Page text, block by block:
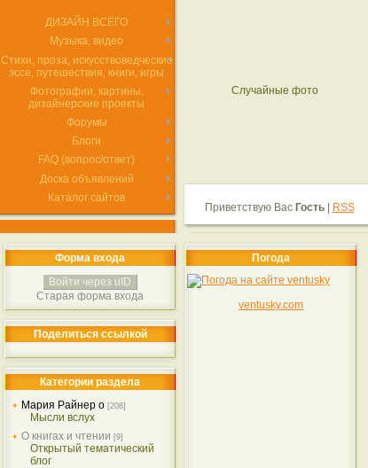
ДИЗАЙН ВСЕГО
Музыка, видео
Стихи, проза, искусствоведческие
эссе, путешествия, книги, игры
Фотографии, картины,
дизайнерские проекты
Форумы
Блоги
FAQ (вопрос/ответ)
Доска объявлений
Каталог сайтов
Случайные фото
Приветствую Вас Гость| RSS
Форма входа
Войти через uID
Старая форма входа
Поделиться ссылкой
Категории раздела
Мария Райнер о [208]
Мысли вслух
О книгах и чтении [9]
Открытый тематический
блог
Погода
ventusky.com